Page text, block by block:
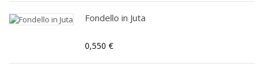
Fondello in Juta
0,550 €